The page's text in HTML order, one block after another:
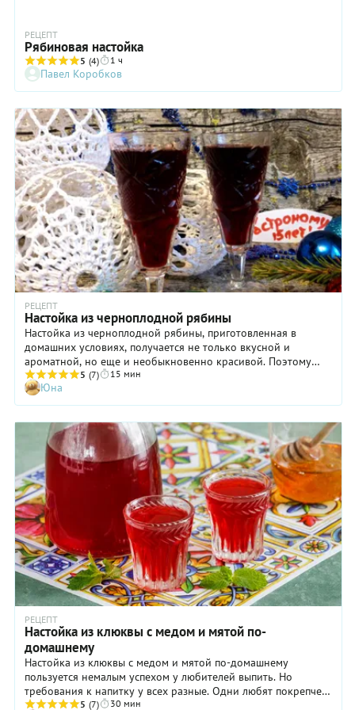
РЕЦЕПТ
Рябиновая настойка
5 (4) 1 ч
Павел Коробков
РЕЦЕПТ
Настойка из черноплодной рябины
Настойка из черноплодной рябины, приготовленная в
домашних условиях, получается не только вкусной и
ароматной, но еще и необыкновенно красивой. Поэтому
подавать ее следует в прозрачных рюмочках, хрустальных
или просто стеклянных. Только непременно найдите для
приготовления хорошую качественную водку, без
неприятного сивушного привкуса! Основу напитка,
черноплодную рябину, лучше собирать с куста после первых
заморозков: благодаря холоду, ягоды станут менее терпкими
и более сладкими. В этом случае сахар добавлять нет
необходимости — в нашем рецепте предусмотрен именно
такой вариант.
5 (7) 15 мин
Юна
РЕЦЕПТ
Настойка из клюквы с медом и мятой по-
домашнему
Настойка из клюквы с медом и мятой по-домашнему
пользуется немалым успехом у любителей выпить. Но
требования к напитку у всех разные. Одни любят покрепче и
настаивают клюкву на спирту или самогоне, стараясь
5 (7) 30 мин